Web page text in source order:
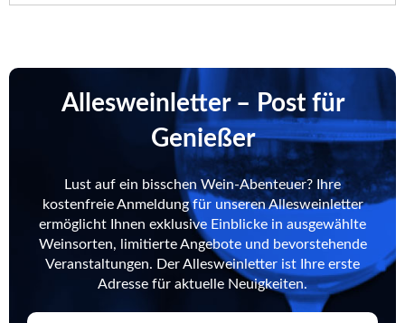
Allesweinletter – Post für
Genießer
Lust auf ein bisschen Wein-Abenteuer? Ihre
kostenfreie Anmeldung für unseren Allesweinletter
ermöglicht Ihnen exklusive Einblicke in ausgewählte
Weinsorten, limitierte Angebote und bevorstehende
Veranstaltungen. Der Allesweinletter ist Ihre erste
Adresse für aktuelle Neuigkeiten.